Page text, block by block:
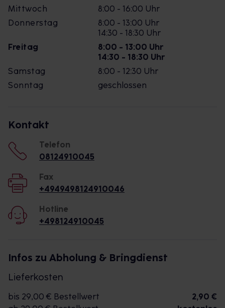
Mittwoch
8:00 - 16:00 Uhr
Donnerstag
8:00 - 13:00 Uhr
14:30 - 18:30 Uhr
Freitag
8:00 - 13:00 Uhr
14:30 - 18:30 Uhr
Samstag
8:00 - 12:30 Uhr
Sonntag
geschlossen
Kontakt
Telefon
08124910045
Fax
+4949498124910046
Hotline
+498124910045
Infos zu Abholung & Bringdienst
Lieferkosten
bis 29,00 € Bestellwert
2,90 €